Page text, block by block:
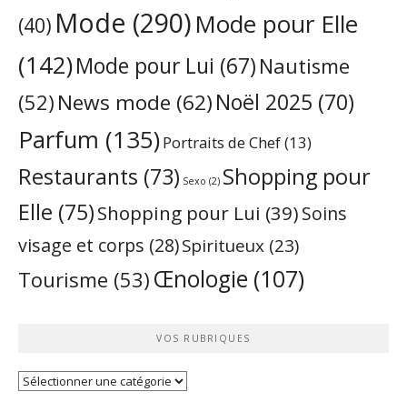
(40) Mode (290)Mode pour Elle
(142)Mode pour Lui (67) Nautisme
(52) News mode (62)Noël 2025 (70)
Parfum (135)Portraits de Chef(13)
Restaurants (73) Sexo (2) Shopping pour
Elle (75)Shopping pour Lui (39)Soins
visage et corps (28)Spiritueux (23)
Tourisme (53) Œnologie (107)
VOS RUBRIQUES
Vos